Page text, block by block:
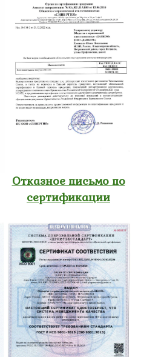
Отказное письмо по
сертификации